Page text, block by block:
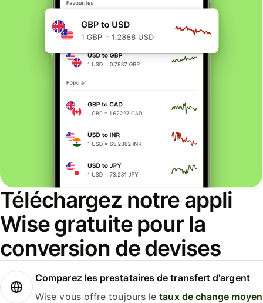
Téléchargez notre appli
Wise gratuite pour la
conversion de devises
Comparez les prestataires de transfert d'argent
Wise vous offre toujours letaux de change moyen